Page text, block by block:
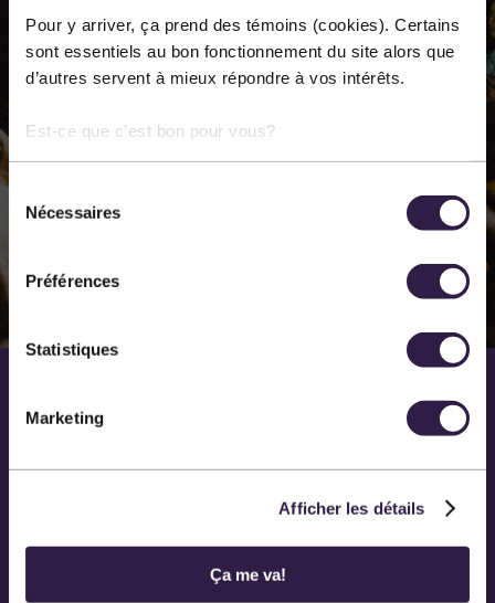
Pour y arriver, ça prend des témoins (cookies). Certains
sont essentiels au bon fonctionnement du site alors que
d’autres servent à mieux répondre à vos intérêts.
Est-ce que c’est bon pour vous?
Sélection
Nécessaires
Préférences
Statistiques
Marketing
Afficher les détails
Ça me va!
Nous présentons près de 60 représentations
annuellement dans les différentes disciplines des arts
de la scène. Notre principal lieu de diffusion est la salle